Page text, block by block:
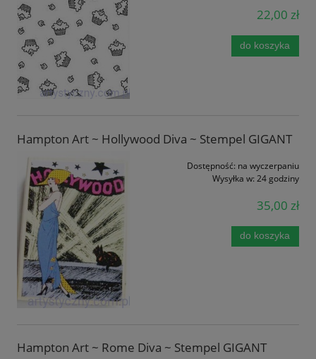
22,00 zł
do koszyka
Hampton Art ~ Hollywood Diva ~ Stempel GIGANT
Dostępność: na wyczerpaniu
Wysyłka w: 24 godziny
35,00 zł
do koszyka
Hampton Art ~ Rome Diva ~ Stempel GIGANT